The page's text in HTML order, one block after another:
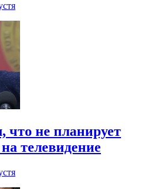
что не планирует
телевидение